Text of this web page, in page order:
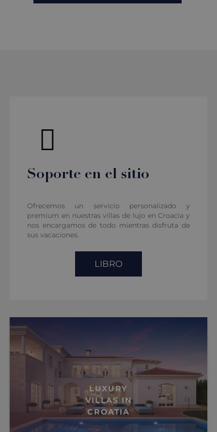
Soporte en el sitio
Ofrecemos un servicio personalizado y
premium en nuestras villas de lujo en Croacia y
nos encargamos de todo mientras disfruta de
sus vacaciones.
LIBRO
LUXURY
VILLAS IN
CROATIA